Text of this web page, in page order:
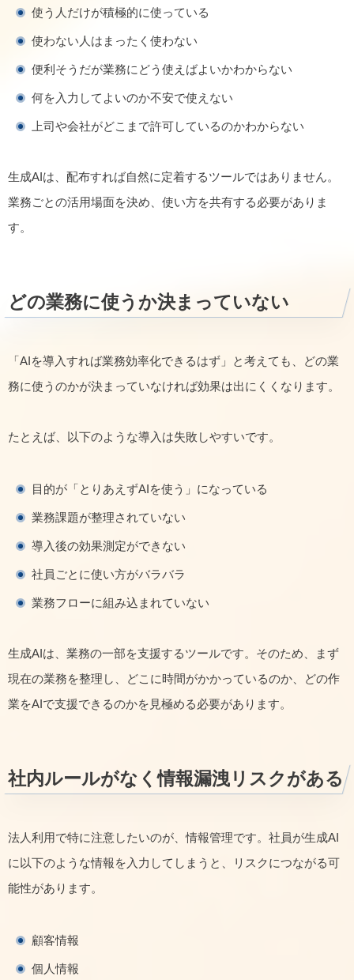
使う人だけが積極的に使っている
使わない人はまったく使わない
便利そうだが業務にどう使えばよいかわからない
何を入力してよいのか不安で使えない
上司や会社がどこまで許可しているのかわからない
生成AIは、配布すれば自然に定着するツールではありません。
業務ごとの活用場面を決め、使い方を共有する必要がありま
す。
どの業務に使うか決まっていない
「AIを導入すれば業務効率化できるはず」と考えても、どの業
務に使うのかが決まっていなければ効果は出にくくなります。
たとえば、以下のような導入は失敗しやすいです。
目的が「とりあえずAIを使う」になっている
業務課題が整理されていない
導入後の効果測定ができない
社員ごとに使い方がバラバラ
業務フローに組み込まれていない
生成AIは、業務の一部を支援するツールです。そのため、まず
現在の業務を整理し、どこに時間がかかっているのか、どの作
業をAIで支援できるのかを見極める必要があります。
社内ルールがなく情報漏洩リスクがある
法人利用で特に注意したいのが、情報管理です。社員が生成AI
に以下のような情報を入力してしまうと、リスクにつながる可
能性があります。
顧客情報
個人情報